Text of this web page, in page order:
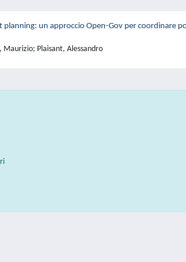
planning: un approccio Open-Gov per coordinare
Maurizio; Plaisant, Alessandro